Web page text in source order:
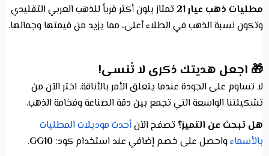
مطليات ذهب عيار 21
تمتاز بلون أكثر قرباً للذهب العربي التقليدي
وتكون نسبة الذهب في الطلاء أعلى، مما يزيد من قيمتها وجمالها.
🎁 اجعل هديتك ذكرى لا تُنسى!
لا تساوم على الجودة عندما يتعلق الأمر بالأناقة. اختر الآن من
تشكيلتنا الواسعة التي تجمع بين دقة الصناعة وفخامة الذهب.
هل تبحث عن التميز؟ تصفح الآنأحدث موديلات المطليات
بالأسماءواحصل على خصم إضافي عند استخدام كود: GG10
.